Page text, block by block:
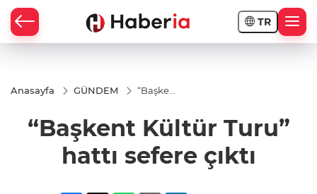
TR
Anasayfa GÜNDEM
“Başkent
hattı
sefere
çıktı
“Başkent Kültür Turu”
hattı sefere çıktı